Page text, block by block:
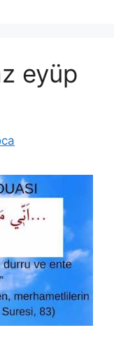
eyüp